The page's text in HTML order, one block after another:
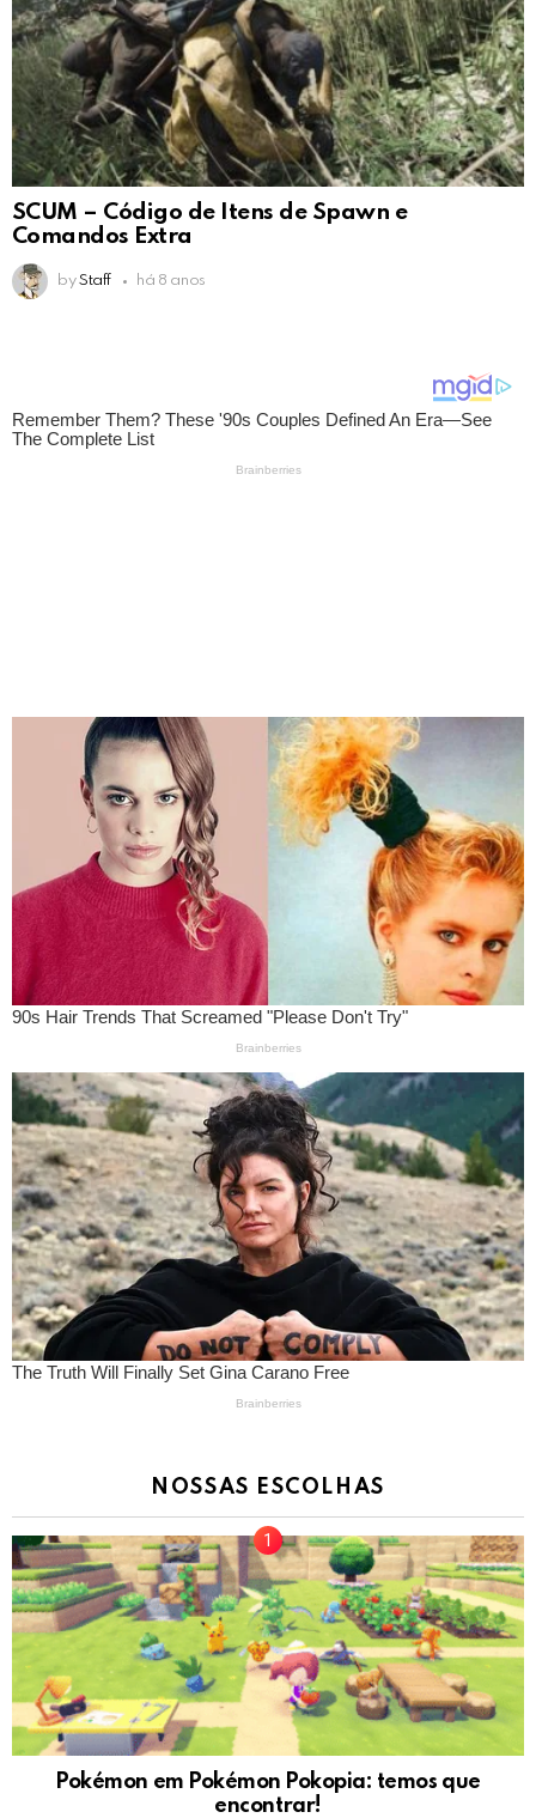
SCUM – Código de Itens de Spawn e
Comandos Extra
by Staff há 8 anos
NOSSAS ESCOLHAS
Pokémon em Pokémon Pokopia: temos que
encontrar!